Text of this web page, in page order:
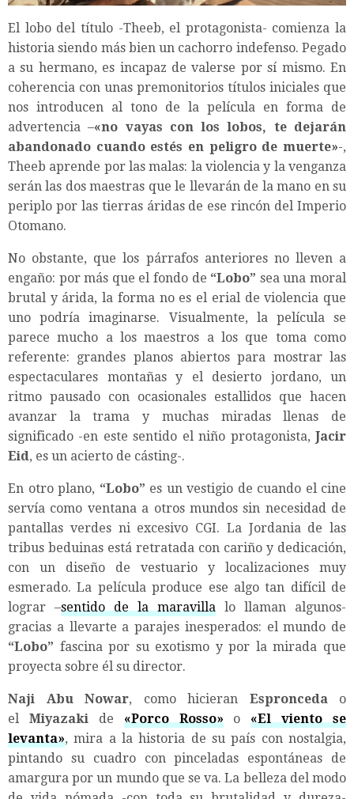
El lobo del título -Theeb, el protagonista- comienza la
historia siendo más bien un cachorro indefenso. Pegado
a su hermano, es incapaz de valerse por sí mismo. En
coherencia con unas premonitorios títulos iniciales que
nos introducen al tono de la película en forma de
advertencia –«no vayas con los lobos, te dejarán
abandonado cuando estés en peligro de muerte»-,
Theeb aprende por las malas: la violencia y la venganza
serán las dos maestras que le llevarán de la mano en su
periplo por las tierras áridas de ese rincón del Imperio
Otomano.
No obstante, que los párrafos anteriores no lleven a
engaño: por más que el fondo de “Lobo” sea una moral
brutal y árida, la forma no es el erial de violencia que
uno podría imaginarse. Visualmente, la película se
parece mucho a los maestros a los que toma como
referente: grandes planos abiertos para mostrar las
espectaculares montañas y el desierto jordano, un
ritmo pausado con ocasionales estallidos que hacen
avanzar la trama y muchas miradas llenas de
significado -en este sentido el niño protagonista, Jacir
Eid, es un acierto de cásting-.
En otro plano, “Lobo” es un vestigio de cuando el cine
servía como ventana a otros mundos sin necesidad de
pantallas verdes ni excesivo CGI. La Jordania de las
tribus beduinas está retratada con cariño y dedicación,
con un diseño de vestuario y localizaciones muy
esmerado. La película produce ese algo tan difícil de
lograr –sentido de la maravilla lo llaman algunos-
gracias a llevarte a parajes inesperados: el mundo de
“Lobo” fascina por su exotismo y por la mirada que
proyecta sobre él su director.
Naji Abu Nowar, como hicieran Esproncedao
el Miyazaki de «Porco Rosso»o
«El viento se
levanta», mira a la historia de su país con nostalgia,
pintando su cuadro con pinceladas espontáneas de
amargura por un mundo que se va. La belleza del modo